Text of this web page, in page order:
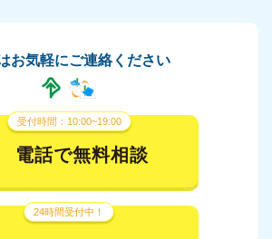
お気軽にご連絡ください
受付時間：10:00~19:00
電話で無料相談
24時間受付中！